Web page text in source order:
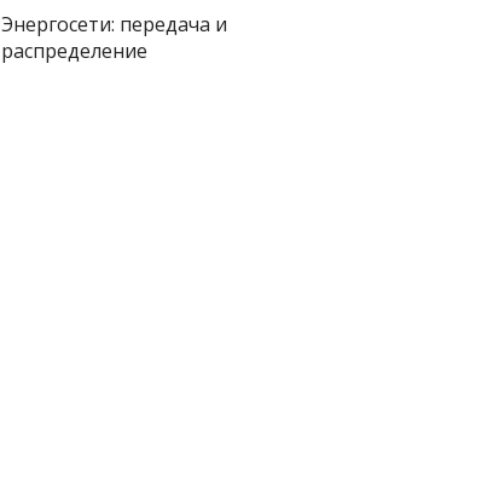
Энергосети: передача и
распределение